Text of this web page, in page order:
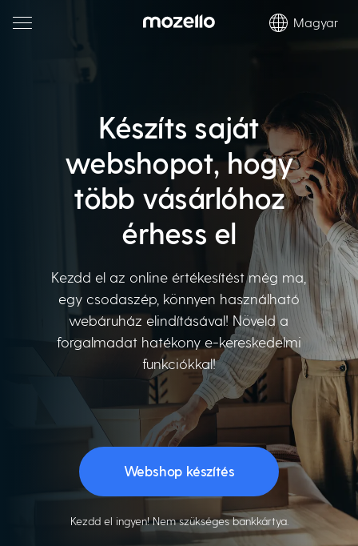
Magyar
Készíts saját
webshopot, hogy
több vásárlóhoz
érhess el
Kezdd el az online értékesítést még ma,
egy csodaszép, könnyen használható
webáruház elindításával! Növeld a
forgalmadat hatékony e-kereskedelmi
funkciókkal!
Webshop készítés
Kezdd el ingyen! Nem szükséges bankkártya.